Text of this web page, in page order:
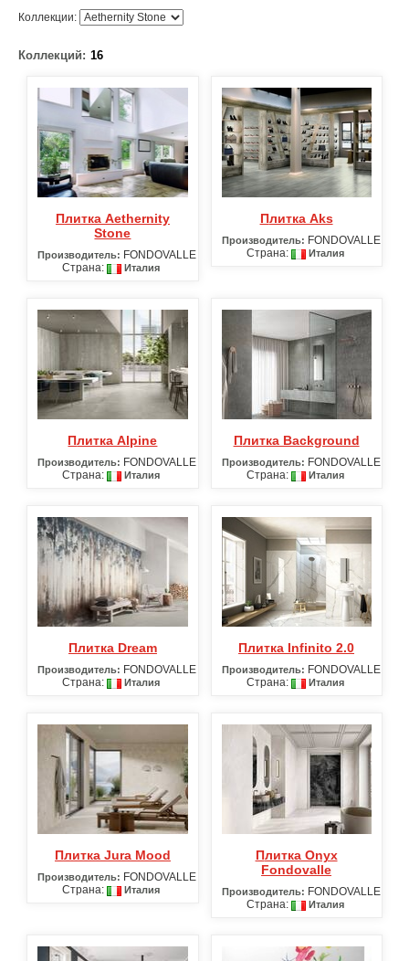
Коллекции:
Коллекций: 16
Плитка Aethernity
Stone
Производитель: FONDOVALLE
Страна:
Италия
Плитка Aks
Производитель: FONDOVALLE
Страна:
Италия
Плитка Alpine
Производитель: FONDOVALLE
Страна:
Италия
Плитка Background
Производитель: FONDOVALLE
Страна:
Италия
Плитка Dream
Производитель: FONDOVALLE
Страна:
Италия
Плитка Infinito 2.0
Производитель: FONDOVALLE
Страна:
Италия
Плитка Jura Mood
Производитель: FONDOVALLE
Страна:
Италия
Плитка Onyx
Fondovalle
Производитель: FONDOVALLE
Страна:
Италия